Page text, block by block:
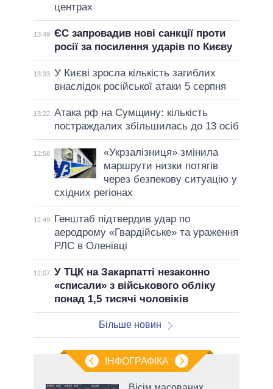
центрах
13:49 ЄС запровадив нові санкції проти
росії за посилення ударів по Києву
13:33 У Києві зросла кількість загиблих
внаслідок російської атаки 5 серпня
13:22 Атака рф на Сумщину: кількість
постраждалих збільшилась до 13 осіб
12:58
«Укрзалізниця» змінила
маршрути низки потягів
через безпекову ситуацію у
східних регіонах
12:49
Генштаб підтвердив удар по
аеродрому «Гвардійське» та ураження
РЛС в Оленівці
12:07 У ТЦК на Закарпатті незаконно
«списали» з військового обліку
понад 1,5 тисячі чоловіків
Більше новин
ІНФОГРАФІКА